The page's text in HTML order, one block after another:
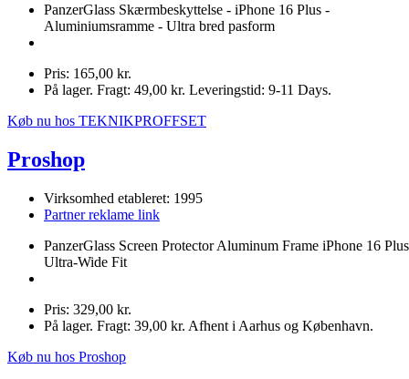
PanzerGlass Skærmbeskyttelse - iPhone 16 Plus -
Aluminiumsramme - Ultra bred pasform
Pris: 165,00 kr.
På lager. Fragt: 49,00 kr. Leveringstid: 9-11 Days.
Køb nu hos TEKNIKPROFFSET
Proshop
Virksomhed etableret: 1995
Partner reklame link
PanzerGlass Screen Protector Aluminum Frame iPhone 16
Ultra-Wide Fit
Pris: 329,00 kr.
På lager. Fragt: 39,00 kr. Afhent i Aarhus og København.
Køb nu hos Proshop